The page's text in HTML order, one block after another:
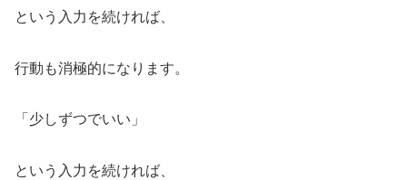
という入力を続ければ、
行動も消極的になります。
「少しずつでいい」
という入力を続ければ、